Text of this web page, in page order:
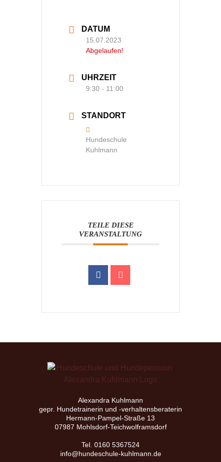
DATUM
15.07.2023
Abgelaufen!
UHRZEIT
9:30 - 11:00
STANDORT
Hundeschule
Kuhlmann
TEILE DIESE
VERANSTALTUNG
Alexandra Kuhlmann
gepr. Hundetrainerin und -verhaltensberaterin
Hermann-Pampel-Straße 13
07987 Mohlsdorf-Teichwolframsdorf
Tel. 0160 5367524
info@hundeschule-kuhlmann.de